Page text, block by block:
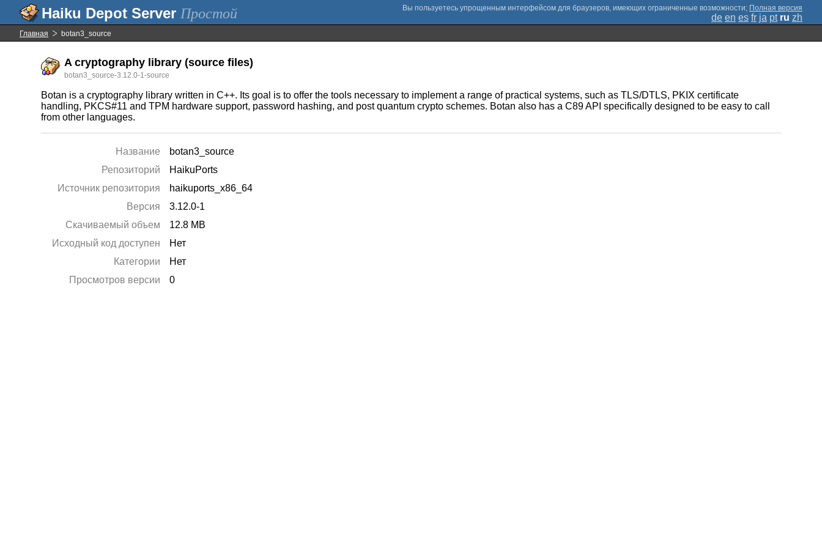
Простой ; Полная версия
de en es fr ja pt ru zh
Главная botan3_source
A cryptography library (source files)
botan3_source-3.12.0-1-source
Botan is a cryptography library written in C++. Its goal is to offer the tools necessary to implement a range of practical systems, such as TLS/DTLS, PKIX certificate
handling, PKCS#11 and TPM hardware support, password hashing, and post quantum crypto schemes. Botan also has a C89 API specifically designed to be easy to call
from other languages.
Название
botan3_source
Репозиторий
HaikuPorts
Источник репозитория
haikuports_x86_64
Версия
3.12.0-1
Скачиваемый объем
12.8 MB
Исходный код доступен
Нет
Категории
Нет
Просмотров версии
0